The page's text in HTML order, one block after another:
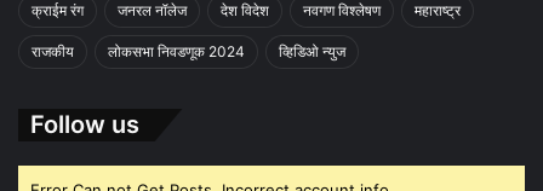
क्राईम रंग जनरल नॉलेज देश विदेश नवगण विश्लेषण महाराष्ट्र
राजकीय लोकसभा निवडणूक 2024 व्हिडिओ न्युज
Follow us